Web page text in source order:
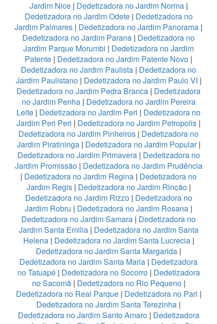
Jardim Nice| Dedetizadora no Jardim Norma|
Dedetizadora no Jardim Odete| Dedetizadora no
Jardim Palmares | Dedetizadora no Jardim Panorama |
Dedetizadora no Jardim Parana | Dedetizadora no
Jardim Parque Morumbi | Dedetizadora no Jardim
Patente | Dedetizadora no Jardim Patente Novo |
Dedetizadora no Jardim Paulista | Dedetizadora no
Jardim Paulistano| Dedetizadora no Jardim Paulo VI |
Dedetizadora no Jardim Pedra Branca | Dedetizadora
no Jardim Penha| Dedetizadora no Jardim Pereira
Leite | Dedetizadora no Jardim Peri | Dedetizadora no
Jardim Peri Peri | Dedetizadora no Jardim Petropolis |
Dedetizadora no Jardim Pinheiros | Dedetizadora no
Jardim Piratininga| Dedetizadora no Jardim Popular|
Dedetizadora no Jardim Primavera| Dedetizadora no
Jardim Promissão| Dedetizadora no Jardim Prudência
| Dedetizadora no Jardim Regina | Dedetizadora no
Jardim Regis| Dedetizadora no Jardim Rincão|
Dedetizadora no Jardim Rizzo| Dedetizadora no
Jardim Robru | Dedetizadora no Jardim Rosana |
Dedetizadora no Jardim Samara | Dedetizadora no
Jardim Santa Emilia| Dedetizadora no Jardim Santa
Helena| Dedetizadora no Jardim Santa Lucrecia|
Dedetizadora no Jardim Santa Margarida |
Dedetizadora no Jardim Santa Maria | Dedetizadora
no Tatuapé| Dedetizadora no Socorro| Dedetizadora
no Sacomã| Dedetizadora no Rio Pequeno|
Dedetizadora no Real Parque| Dedetizadora no Pari |
Dedetizadora no Jardim Santa Terezinha |
Dedetizadora no Jardim Santo Amaro| Dedetizadora